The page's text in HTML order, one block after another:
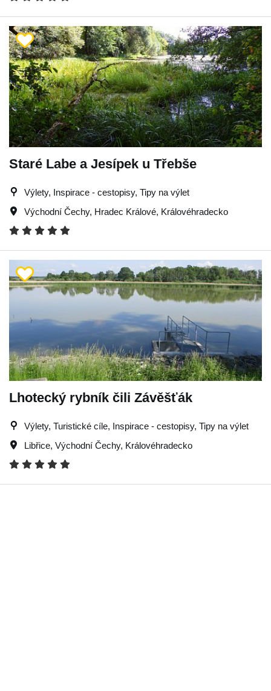
Staré Labe a Jesípek u Třebše
Výlety, Inspirace - cestopisy, Tipy na výlet
Východní Čechy, Hradec Králové, Královéhradecko
Lhotecký rybník čili Závěšťák
Výlety, Turistické cíle, Inspirace - cestopisy, Tipy na výlet
Libřice, Východní Čechy, Královéhradecko